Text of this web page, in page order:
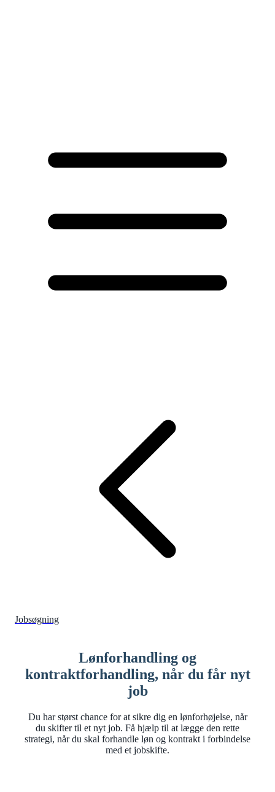
Jobsøgning
Lønforhandling og
kontraktforhandling, når du får nyt
job
Du har størst chance for at sikre dig en lønforhøjelse, når
du skifter til et nyt job. Få hjælp til at lægge den rette
strategi, når du skal forhandle løn og kontrakt i forbindelse
med et jobskifte.